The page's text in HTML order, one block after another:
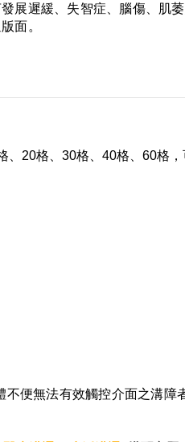
展遲緩、失智症、腦傷、肌
面。
20格、30格、40格、60格，
便無法有效觸控介面之溝障